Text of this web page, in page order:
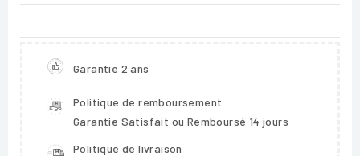
Garantie 2 ans
Politique de remboursement
Garantie Satisfait ou Remboursé 14 jours
Politique de livraison